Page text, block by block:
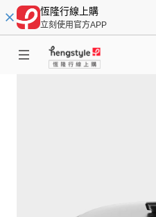
恆隆行線上購
立刻使用官方APP